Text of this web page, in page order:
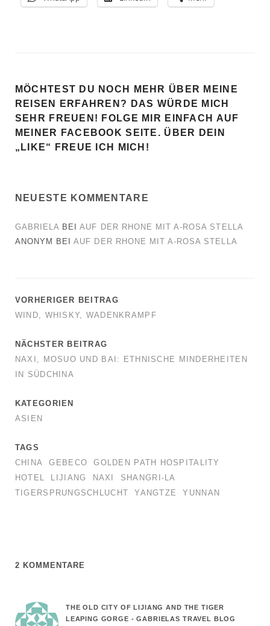
MÖCHTEST DU NOCH MEHR ÜBER MEINE
REISEN ERFAHREN? DAS WÜRDE MICH
SEHR FREUEN! FOLGE MIR EINFACH AUF
MEINER FACEBOOK SEITE. ÜBER DEIN
„LIKE“ FREUE ICH MICH!
NEUESTE KOMMENTARE
GABRIELA BEIAUF DER RHONE MIT A-ROSA STELLA
ANONYM
BEIAUF DER RHONE MIT A-ROSA STELLA
VORHERIGER BEITRAG
WIND, WHISKY, WADENKRAMPF
NÄCHSTER BEITRAG
NAXI, MOSUO UND BAI: ETHNISCHE MINDERHEITEN
IN SÜDCHINA
KATEGORIEN
ASIEN
TAGS
CHINA
GEBECO
GOLDEN PATH HOSPITALITY
HOTEL
LIJIANG NAXI
SHANGRI-LA
TIGERSPRUNGSCHLUCHT
YANGTZE YUNNAN
2 KOMMENTARE
THE OLD CITY OF LIJIANG AND THE TIGER
LEAPING GORGE - GABRIELAS TRAVEL BLOG